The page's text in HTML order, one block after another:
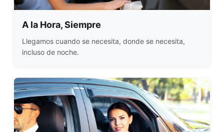
A la Hora, Siempre
Llegamos cuando se necesita, donde se necesita,
incluso de noche.